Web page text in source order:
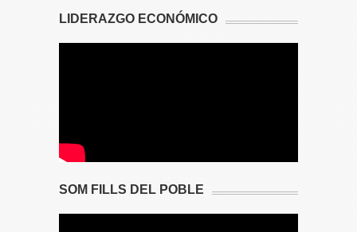
LIDERAZGO ECONÓMICO
SOM FILLS DEL POBLE